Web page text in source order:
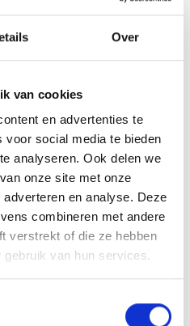
Over
van cookies
en advertenties te
voor social media te bieden
analyseren. Ook delen we
onze site met onze
en analyse. Deze
combineren met andere
verstrekt of die ze hebben
van hun services.
rondreis
Staten
4-sterrenhotels
bezoek aan hun